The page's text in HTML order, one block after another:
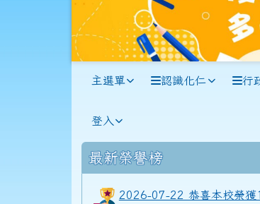
主選單 認識化仁 行
登入
上中區域內容
最新榮譽榜
2026-07-22 恭喜本校榮獲
頁尾區域